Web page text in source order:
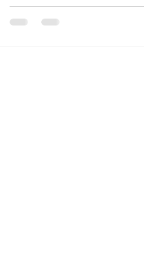
çevre illerden gelen binlerce